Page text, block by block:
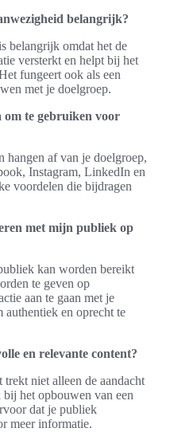
belangrijk?
belangrijk omdat het de
versterkt en helpt bij het
fungeert ook als een
met je doelgroep.
om te gebruiken voor
hangen af van je doelgroep,
Instagram, LinkedIn en
voordelen die bijdragen
met mijn publiek op
kan worden bereikt
te geven op
aan te gaan met je
en oprecht te
en relevante content?
niet alleen de aandacht
het opbouwen van een
dat je publiek
meer informatie.